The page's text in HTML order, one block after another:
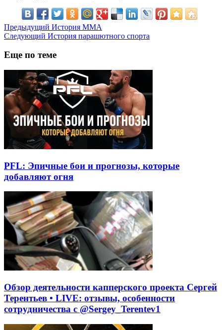
Предыдущий История ММА
Следующий История парашютного спорта
Еще по теме
PFL: Эпичные бои и прогнозы, которые
добавляют огня
Обзор деятельности капперского проекта Сергей
Терентьев • LIVE: отзывы, особенности
сотрудничества с @Sergey_Terentev1